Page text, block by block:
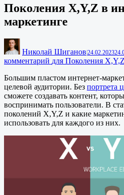
Поколения X,Y,Z в
маркетинге
Николай Шиганов 24.02.2023
комментарий для Поколения
Большим пластом интернет-
целевой аудитории. Без портрета
сможете создавать контент,
воспринимать пользователи. В
поколений X,Y,Z и какие
использовать для каждого из них.